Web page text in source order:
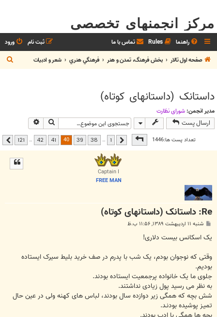
مرکز انجمنهای تخصصی
راهنما Rules تماس با ما ورود
ثبت نام
صفحه اول تالار
بخش فرهنگ، تمدن و هنر فرهنگي هنري شعر و ادبيات
ج
س
داستانک (داستانهای کوتاه)
مدیر انجمن: شوراي نظارت
ارسال پست جستجو
تعداد پست ها:1446صفحه40
121 قبلی …
38
39
40
41
42
…
121 بعدی
Captain I
FREE MAN
Re: داستانک (داستانهای کوتاه)
پ
ت
شنبه ۱۱ اردیبهشت ۱۳۸۹, ۱۱:۵۶ ب.ظ
یک اسکانس بیست دلاری!
وقتی که نوجوان بودم، یک شب با پدرم در صف خرید بلیط سیرک ایستاده
بودیم.
جلوی ما یک خانواده پرجمعیت ایستاده بودند.
به نظر می رسید پول زیادی نداشتند.
شش بچه که همگی زیر دوازده سال بودند، لباس های کهنه ولی در عین حال
تمیـز پوشیده بودنـد.